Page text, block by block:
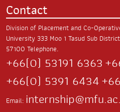
Contact
Division of Placement and Co-
University 333 Moo 1 Tasud Sub
57100 Telephone.
+66(0) 53191 6363
+66(0) 5391 6434
Email: